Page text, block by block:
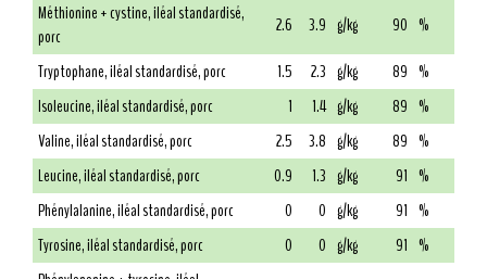
Méthionine + cystine, iléal standardisé,
porc
2.6 3.9 g/kg 90 %
Tryptophane, iléal standardisé, porc
1.5 2.3 g/kg 89 %
Isoleucine, iléal standardisé, porc
1 1.4 g/kg 89 %
Valine, iléal standardisé, porc
2.5 3.8 g/kg 89 %
Leucine, iléal standardisé, porc
0.9 1.3 g/kg 91 %
Phénylalanine, iléal standardisé, porc
0 0 g/kg 91 %
Tyrosine, iléal standardisé, porc
0 0 g/kg 91 %